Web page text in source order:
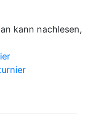
kann nachlesen,